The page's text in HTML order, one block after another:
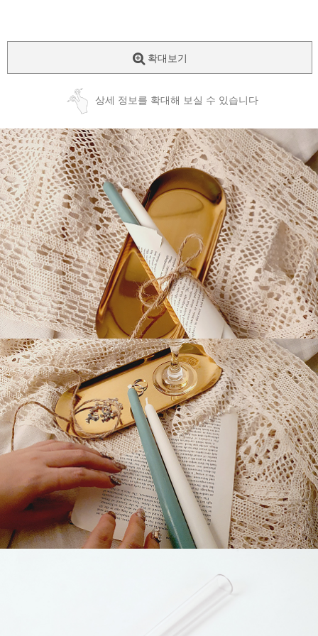
확대보기
상세 정보를 확대해 보실 수 있습니다